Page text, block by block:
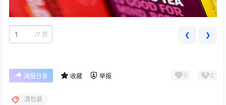
/7 页 ❮ ❯
海报分享 收藏 举报 0 0
酒包装